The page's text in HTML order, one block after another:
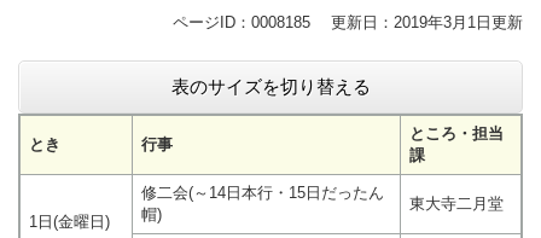
ページID：0008185 更新日：2019年3月1日更新
表のサイズを切り替える
とき 行事
ところ・担当
課
1日(金曜日)
修二会(～14日本行・15日だったん
帽)
東大寺二月堂